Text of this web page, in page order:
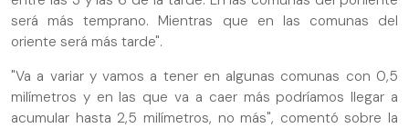
será más temprano. Mientras que en las comunas del
oriente será más tarde".
"Va a variar y vamos a tener en algunas comunas con 0,5
milímetros y en las que va a caer más podríamos llegar a
acumular hasta 2,5 milímetros, no más", comentó sobre la